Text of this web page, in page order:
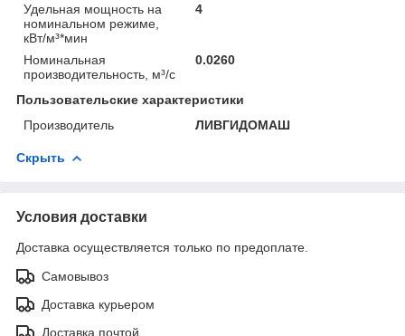
Удельная мощность на
номинальном режиме,
кВт/м³*мин
4
Номинальная
производительность, м³/с
0.0260
Пользовательские характеристики
Производитель
ЛИВГИДОМАШ
Скрыть
Условия доставки
Доставка осуществляется только по предоплате.
Самовывоз
Доставка курьером
Доставка почтой